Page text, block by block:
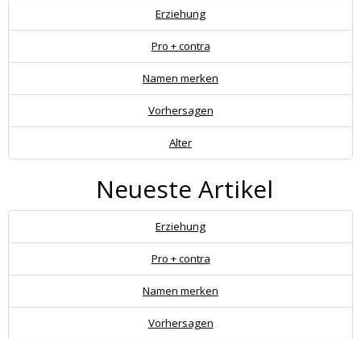
Erziehung
Pro + contra
Namen merken
Vorhersagen
Alter
Neueste Artikel
Erziehung
Pro + contra
Namen merken
Vorhersagen